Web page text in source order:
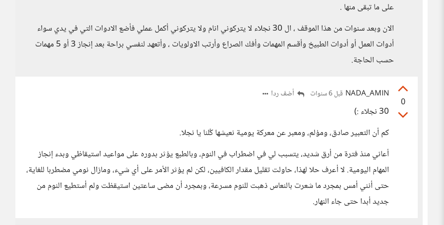
على ما تبقى منها .
الان وبعد سنوات من هذا الموقف ، ال 30 نجلاء لا يتركوني انام ولا يتركوني أكمل عملي فأضع الادوات التي في يدي سواء
أدوات العمل أو أدوات الطبيخ وأقسم المهمات وأفك الصراع وأرتب الاولويات ، وأتعهد لنفسي براحة بعد إنجاز 3 أو 5 مهمات
حسب الحاجة.
0
NADA_AMIN قبل 6 سنوات أضف ردا
30 نجلاء :)
كم أن التعبير صادق، ومؤلم، ومعبر عن معركة يومية نعيشها كُلنا يا نجلا.
أعاني منذ فترة من أرق شديد، يتسبب لي في اضطراب في النوم، وبالطبع يؤثر بدوره على مواعيد استيقاظي وبدء إنجاز
المهام اليومية. لا أعرف حلا لهذا، حاولت تقليل مقدار الكافيين، لكن لم يؤثر الأمر على أي شيء، ومازال نومي مضطربا للغاية،
حتى أنني أمس بمجرد ما شعرت بالنعاس ذهبت للنوم مسرعة، وبمجرد أن مضى ساعتين استيقظت ولم أستطيع النوم من
جديد أبدا حتى جاء النهار.